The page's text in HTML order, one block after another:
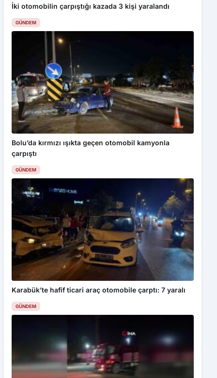
İki otomobilin çarpıştığı kazada 3 kişi yaralandı
GÜNDEM
Bolu’da kırmızı ışıkta geçen otomobil kamyonla
çarpıştı
GÜNDEM
Karabük’te hafif ticari araç otomobile çarptı: 7 yaralı
GÜNDEM
Bu web sitesinde en iyi deneyimi yaşamanızı sağlamak için
çerezler kullanılmaktadır. Detaylar içinGizlilik Politikamız
inceleyebilirsiniz.
Kabul Et